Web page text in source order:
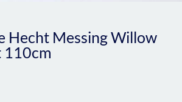
Hecht Messing Willow
110cm